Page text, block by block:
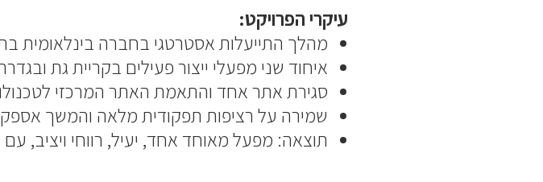
עיקרי הפרויקט:
מהלך התייעלות אסטרטגי בחברה בינלאומית
איחוד שני מפעלי ייצור פעילים בקריית גת
סגירת אתר אחד והתאמת האתר המרכזי
שמירה על רציפות תפקודית מלאה והמשך
תוצאה: מפעל מאוחד אחד, יעיל, רווחי ויציב, עם